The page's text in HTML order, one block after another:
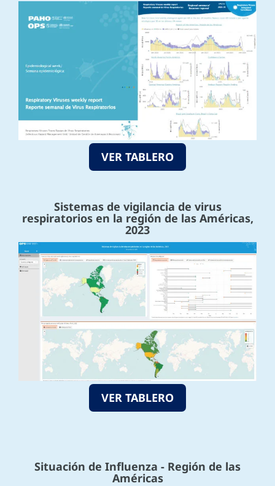
VER TABLERO
Sistemas de vigilancia de virus
respiratorios en la región de las Américas,
2023
VER TABLERO
Situación de Influenza - Región de las
Américas